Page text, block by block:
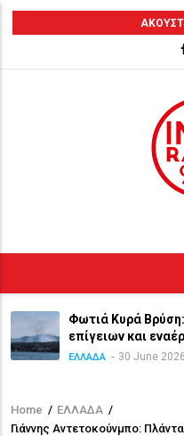
Skip
content
Φωτιά Κυρά
επίγειων και
ΕΛΛΑΔΑ 30 June 2026
Breadcrumb
Home / ΕΛΛΑΔΑ /
Γιάννης Αντετοκούνμπο: